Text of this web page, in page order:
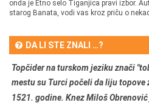
onda je Etno selo Tiganjica pravi izbor.
starog Banata, vodi vas kroz priču o
DA LI STE ZNALI …?
Topčider na turskom jeziku znači
mestu su Turci počeli da liju topove
1521. godine. Knez Miloš